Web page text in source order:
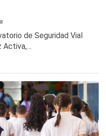
de Seguridad Vial
Activa,…